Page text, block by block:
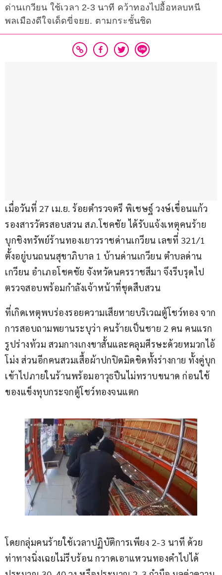
ด่านเกวียน ใช้เวลา 2-3 นาที คว้าทองไปอื้อหลบหนี
พลเมืองดีใจเด็ดขี่จยย. ตามกระชั้นชิด
เมื่อวันที่ 27 เม.ย. ร้อยตำรวจตรี พิเชษฐ์ วงษ์เขื่อนแก้ว
รองสารวัตรสอบสวน สภ.โชคชัย ได้รับแจ้งเหตุคนร้าย
บุกชิงทรัพย์ร้านทองเยาวราชด่านเกวียน เลขที่ 321/1
ตั้งอยู่บนถนนสุขาภิบาล 1 บ้านด่านเกวียน ตำบลด่าน
เกวียน อำเภอโชคชัย จังหวัดนครราชสีมา จึงรีบรุดไป
ตรวจสอบพร้อมกำลังเจ้าหน้าที่ชุดสืบสวน
ที่เกิดเหตุพบร่องรอยความเสียหายบริเวณตู้โชว์ทอง จาก
การสอบถามพยานระบุว่า คนร้ายเป็นชาย 2 คน คนแรก
รูปร่างท้วม สวมกางเกงขาสั้นและคลุมศีรษะด้วยหมวกไอ้
โม่ง ส่วนอีกคนสวมเสื้อผ้าปกปิดมิดชิดทั้งร่างกาย ทั้งคู่บุก
เข้าไปภายในร้านพร้อมอาวุธปืนไม่ทราบขนาด ก่อนใช้
ของแข็งทุบกระจกตู้โชว์ทองจนแตก
โดยกลุ่มคนร้ายใช้เวลาปฏิบัติการเพียง 2-3 นาที ด้วย
ท่าทางนิ่งเฉยไม่รีบร้อน กวาดเอาแหวนทองคำไปได้